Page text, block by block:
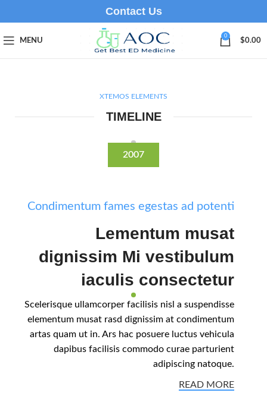
Contact Us
MENU
0
$0.00
XTEMOS ELEMENTS
TIMELINE
2007
Condimentum fames egestas ad potenti
Lementum musat
dignissim Mi vestibulum
iaculis consectetur
Scelerisque ullamcorper facilisis nisl a suspendisse
elementum musat rasd dignissim at condimentum
artas quam ut in. Ars hac posuere luctus vehicula
dapibus facilisis commodo curae parturient
adipiscing natoque.
READ MORE